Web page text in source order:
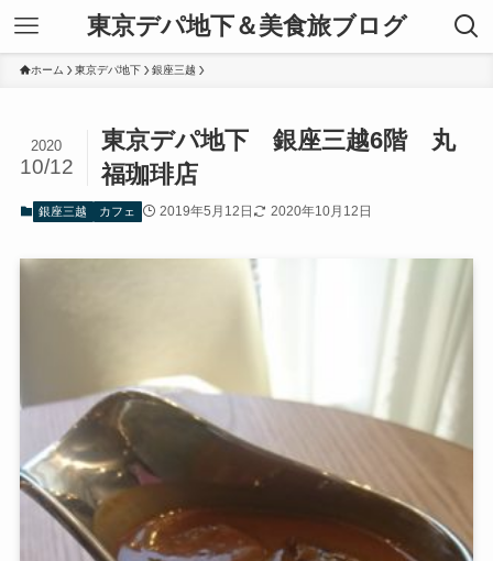
東京デパ地下＆美食旅ブログ
ホーム 東京デパ地下 銀座三越
東京デパ地下 銀座三越6階 丸
福珈琲店
2020
10/12
銀座三越 カフェ 2019年5月12日 2020年10月12日